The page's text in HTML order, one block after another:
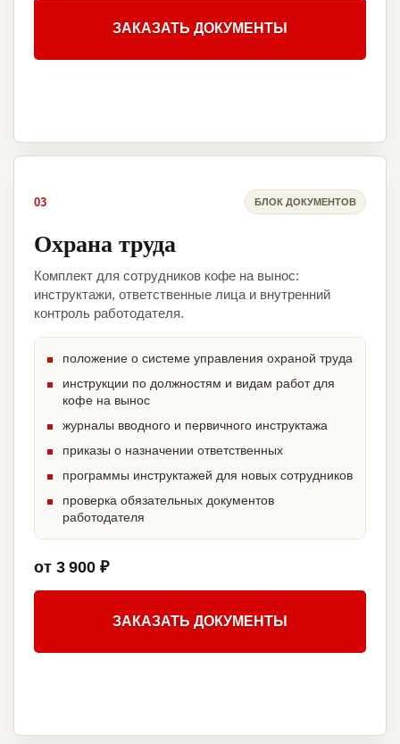
ЗАКАЗАТЬ ДОКУМЕНТЫ
03 БЛОК ДОКУМЕНТОВ
Охрана труда
Комплект для сотрудников кофе на вынос:
инструктажи, ответственные лица и внутренний
контроль работодателя.
положение о системе управления охраной труда
инструкции по должностям и видам работ для
кофе на вынос
журналы вводного и первичного инструктажа
приказы о назначении ответственных
программы инструктажей для новых сотрудников
проверка обязательных документов
работодателя
от 3 900 ₽
ЗАКАЗАТЬ ДОКУМЕНТЫ